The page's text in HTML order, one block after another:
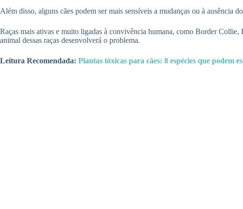
Além disso, alguns cães podem ser mais sensíveis a mudanças ou à
Raças mais ativas e muito ligadas à convivência humana, como Border
animal dessas raças desenvolverá o problema.
Leitura Recomendada: Plantas tóxicas para cães: 8 espécies que podem